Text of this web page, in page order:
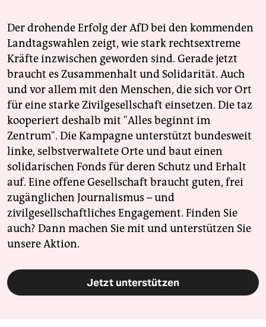
Der drohende Erfolg der AfD bei den kommenden
Landtagswahlen zeigt, wie stark rechtsextreme
Kräfte inzwischen geworden sind. Gerade jetzt
braucht es Zusammenhalt und Solidarität. Auch
und vor allem mit den Menschen, die sich vor Ort
für eine starke Zivilgesellschaft einsetzen. Die taz
kooperiert deshalb mit "Alles beginnt im
Zentrum". Die Kampagne unterstützt bundesweit
linke, selbstverwaltete Orte und baut einen
solidarischen Fonds für deren Schutz und Erhalt
auf. Eine offene Gesellschaft braucht guten, frei
zugänglichen Journalismus – und
zivilgesellschaftliches Engagement. Finden Sie
auch? Dann machen Sie mit und unterstützen Sie
unsere Aktion.
Jetzt unterstützen